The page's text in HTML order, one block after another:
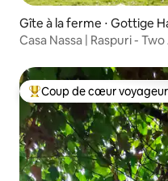
Gîte à la ferme ⋅ Gottige
Casa Nassa | Raspuri -
Coups de cœur
Coup de cœur